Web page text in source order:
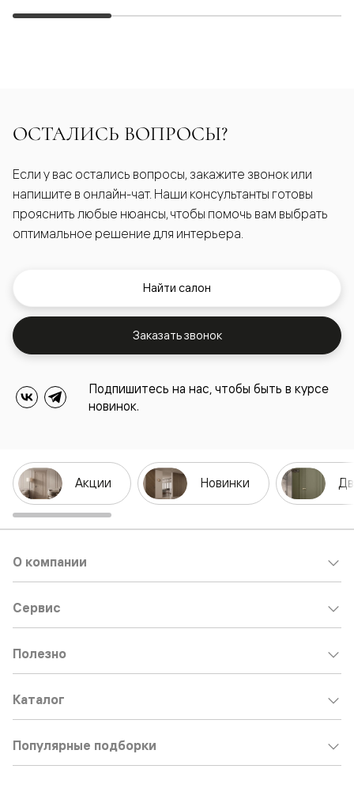
ОСТАЛИСЬ ВОПРОСЫ?
Если у вас остались вопросы, закажите звонок или
напишите в онлайн-чат. Наши консультанты готовы
прояснить любые нюансы, чтобы помочь вам выбрать
оптимальное решение для интерьера.
Найти салон
Заказать звонок
Подпишитесь на нас, чтобы быть в курсе
новинок.
Акции Новинки
О компании
Сервис
Полезно
Каталог
Популярные подборки